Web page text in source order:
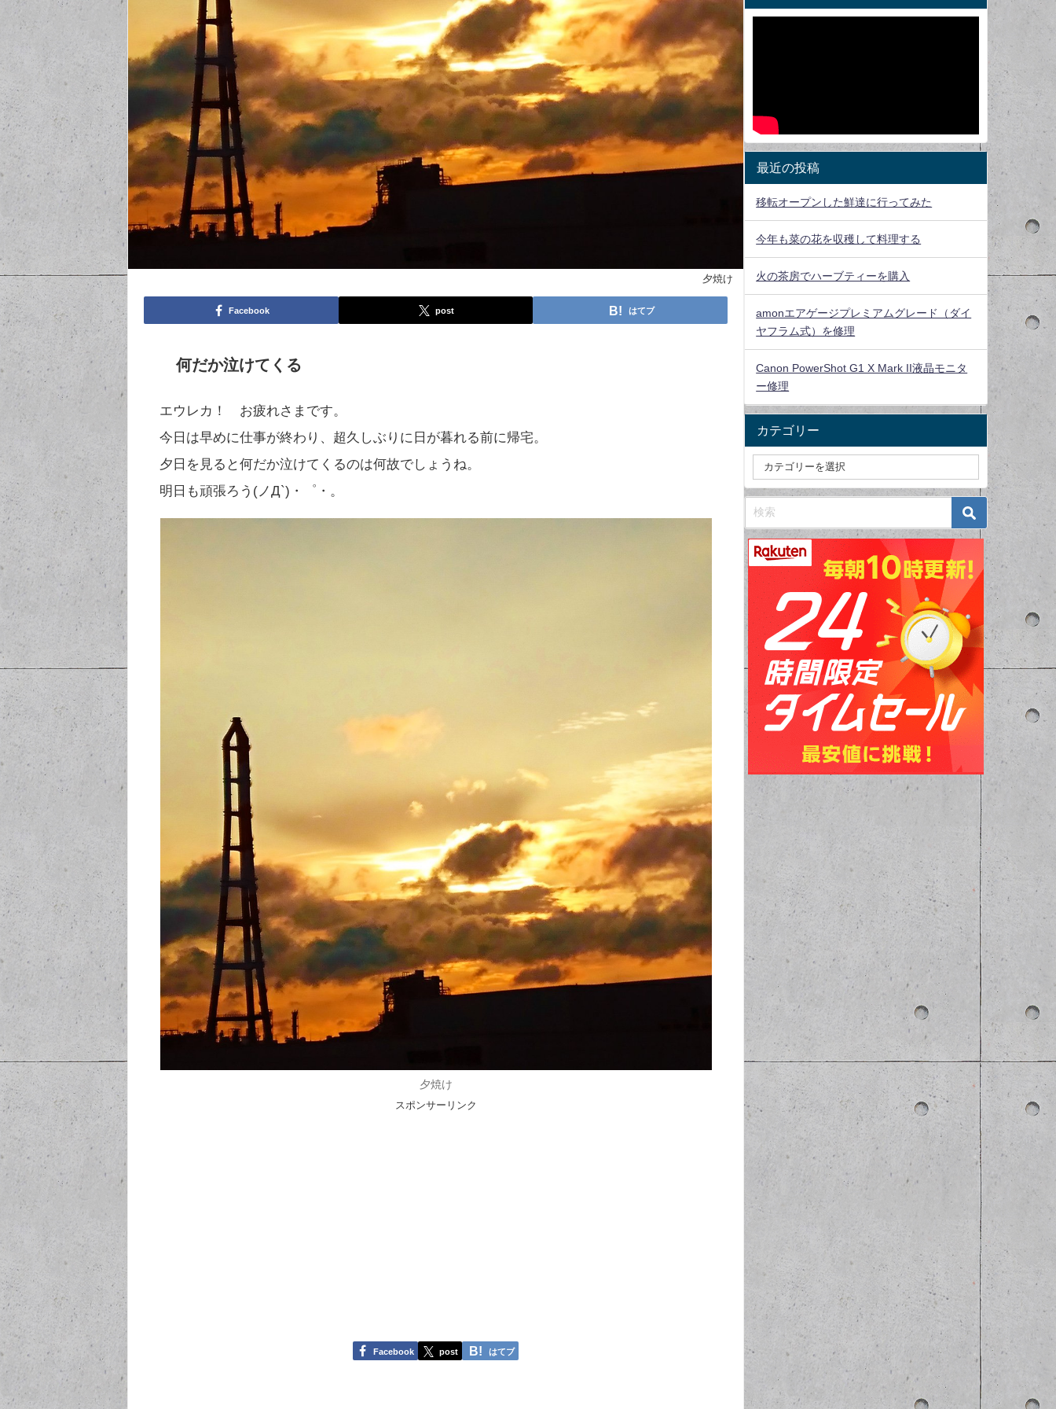
夕焼け
Facebook post はてブ
何だか泣けてくる
エウレカ！ お疲れさまです。
今日は早めに仕事が終わり、超久しぶりに日が暮れる前に帰宅。
夕日を見ると何だか泣けてくるのは何故でしょうね。
明日も頑張ろう(ノД`)・゜・。
夕焼け
スポンサーリンク
Facebook post はてブ
最近の投稿
移転オープンした鮮達に行ってみた
今年も菜の花を収穫して料理する
火の茶房でハーブティーを購入
amonエアゲージプレミアムグレード（ダイ
ヤフラム式）を修理
Canon PowerShot G1 X Mark II液晶モニタ
ー修理
カテゴリー